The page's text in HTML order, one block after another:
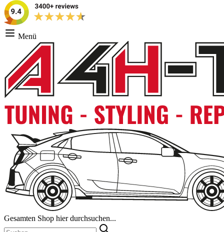
Menü
Gesamten Shop hier durchsuchen...